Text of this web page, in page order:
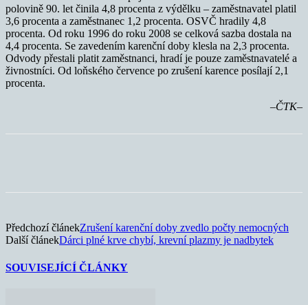
polovině 90. let činila 4,8 procenta z výdělku – zaměstnavatel platil
3,6 procenta a zaměstnanec 1,2 procenta. OSVČ hradily 4,8
procenta. Od roku 1996 do roku 2008 se celková sazba dostala na
4,4 procenta. Se zavedením karenční doby klesla na 2,3 procenta.
Odvody přestali platit zaměstnanci, hradí je pouze zaměstnavatelé a
živnostníci. Od loňského července po zrušení karence posílají 2,1
procenta.
–ČTK–
Předchozí článekZrušení karenční doby zvedlo počty nemocných
Další článekDárci plné krve chybí, krevní plazmy je nadbytek
SOUVISEJÍCÍ ČLÁNKY